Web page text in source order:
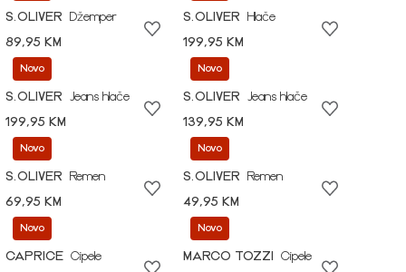
S.OLIVER
Džemper
89,95 KM
S.OLIVER
Hlače
199,95 KM
Novo
S.OLIVER
Jeans hlače
199,95 KM
Novo
S.OLIVER
Jeans hlače
139,95 KM
Novo
S.OLIVER
Remen
69,95 KM
Novo
S.OLIVER
Remen
49,95 KM
Novo
CAPRICE Cipele
Novo
MARCO TOZZI
Cipele